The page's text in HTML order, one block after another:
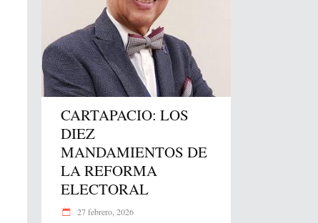
CARTAPACIO: LOS
DIEZ
MANDAMIENTOS DE
LA REFORMA
ELECTORAL
27 febrero, 2026